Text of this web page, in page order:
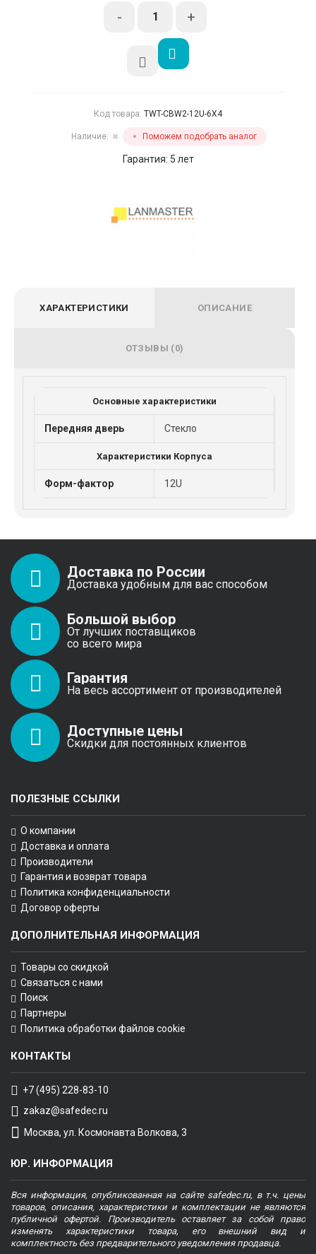
ХАРАКТЕРИСТИКИ ОПИСАНИЕ
ОТЗЫВЫ (0)
Основные характеристики
Передняя дверь Стекло
Характеристики Корпуса
Форм-фактор 12U
- +
Код товара: TWT-CBW2-12U-6X4
Наличие: ✖ Поможем подобрать аналог
Гарантия: 5 лет
Доставка по России
Доставка удобным для вас способом
Большой выбор
От лучших поставщиков
со всего мира
Гарантия
На весь ассортимент от производителей
Доступные цены
Скидки для постоянных клиентов
ПОЛЕЗНЫЕ ССЫЛКИ
О компании
Доставка и оплата
Производители
Гарантия и возврат товара
Политика конфиденциальности
Договор оферты
ДОПОЛНИТЕЛЬНАЯ ИНФОРМАЦИЯ
Товары со скидкой
Связаться с нами
Поиск
Партнеры
Политика обработки файлов cookie
КОНТАКТЫ
+7 (495) 228-83-10
zakaz@safedec.ru
Москва, ул. Космонавта Волкова, 3
ЮР. ИНФОРМАЦИЯ
Вся информация, опубликованная на сайте safedec.ru, в т.ч. цены
товаров, описания, характеристики и комплектации не являются
публичной офертой. Производитель оставляет за собой право
изменять характеристики товара, его внешний вид и
комплектность без предварительного уведомления продавца.